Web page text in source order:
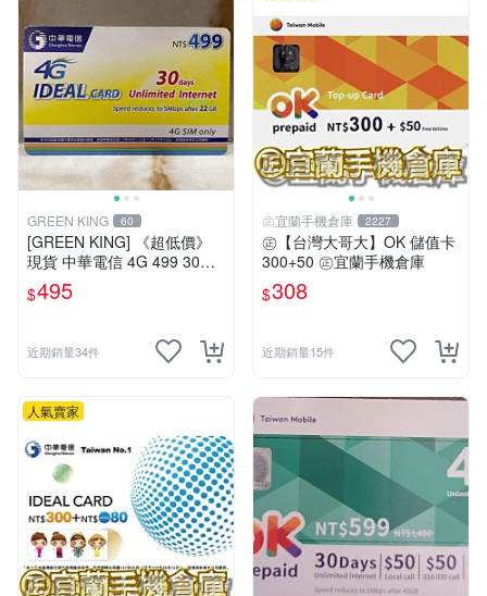
GREEN KING 60
[GREEN KING] 《超低價》
現貨 中華電信 4G 499 30天
網路吃到飽 儲值卡 網路卡 預
付卡 上網卡 如意卡 電話卡
$495
近期銷量34件
㊣宜蘭手機倉庫 2227
㊣【台灣大哥大】OK 儲值卡
300+50 ㊣宜蘭手機倉庫
$308
近期銷量15件
人氣賣家